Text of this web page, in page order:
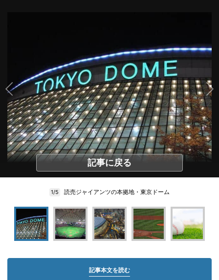
記事に戻る
1/5 読売ジャイアンツの本拠地・東京ドーム
記事本文を読む